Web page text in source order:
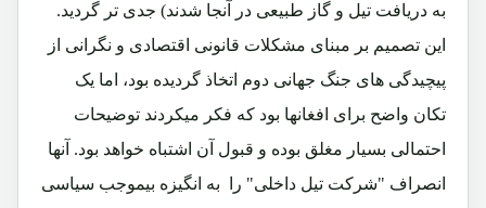
به دریافت تیل و گاز طبیعی در آنجا شدند) جدی تر گردید.
این تصمیم بر مبنای مشکلات قانونی اقتصادی و نگرانی از
پیچیدگی های جنگ جهانی دوم اتخاذ گردیده بود، اما یک
تکان واضح برای افغانها بود که فکر میکردند توضیحات
احتمالی بسیار مغلق بوده و قبول آن اشتباه خواهد بود. آنها
انصراف "شرکت تیل داخلی" را به انگیزه بیموجب سیاسی